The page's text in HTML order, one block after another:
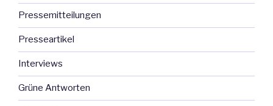
Pressemitteilungen
Presseartikel
Interviews
Grüne Antworten